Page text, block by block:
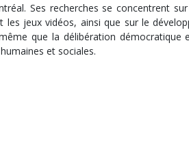
Ses recherches se concentrent sur
jeux vidéos, ainsi que sur le
que la délibération démocratique
et sociales.